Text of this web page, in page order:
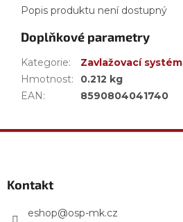
Popis produktu není dostupný
Doplňkové parametry
Kategorie:
Zavlažovací systém
Hmotnost:
0.212 kg
EAN: 8590804041740
Kontakt
eshop@osp-mk.cz